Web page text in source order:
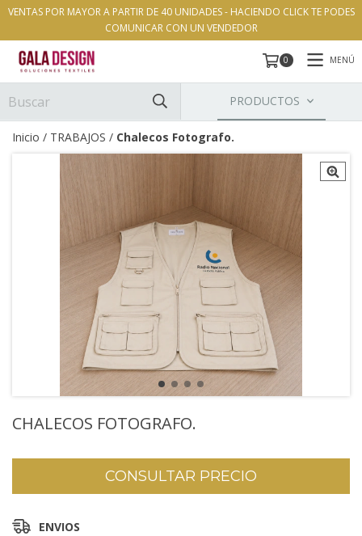
VENTAS POR MAYOR A PARTIR DE 40 UNIDADES - HACIENDO CLICK TE PODES
COMUNICAR CON UN VENDEDOR
0 MENÚ
PRODUCTOS
Inicio / TRABAJOS / Chalecos Fotografo.
CHALECOS FOTOGRAFO.
ENVIOS